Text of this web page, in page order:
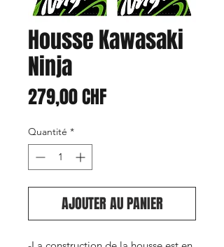
Housse Kawasaki
Ninja
279,00 CHFPrix
Quantité *
AJOUTER AU PANIER